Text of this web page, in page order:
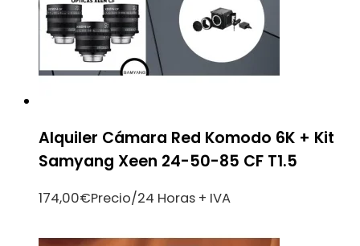
Alquiler Cámara Red Komodo 6K + Kit
Samyang Xeen 24-50-85 CF T1.5
174,00€Precio/24 Horas + IVA